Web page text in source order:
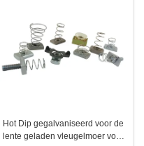
Hot Dip gegalvaniseerd voor de
lente geladen vleugelmoer voor